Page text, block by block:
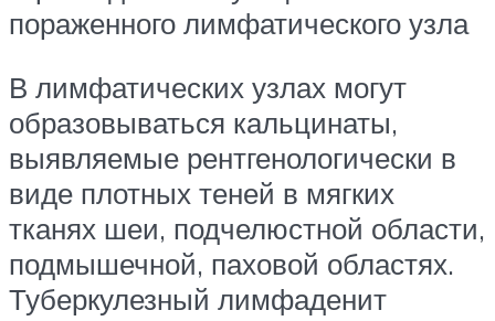
пораженного лимфатического узла
В лимфатических узлах могут
образовываться кальцинаты,
выявляемые рентгенологически в
виде плотных теней в мягких
тканях шеи, подчелюстной области,
подмышечной, паховой областях.
Туберкулезный лимфаденит